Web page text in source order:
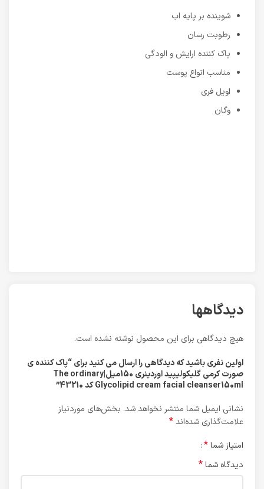
شوینده بر پایه اب
رطوبت رسان
پاک کننده ارایش و الودگی
مناسب انواع پوست
اویل فری
وگان
دیدگاهها
هیچ دیدگاهی برای این محصول نوشته نشده است.
اولین نفری باشید که دیدگاهی را ارسال می کنید برای “پاک کننده ی
صورت کرمی گلیکولیپید اوردینری 150میل|The ordinary
Glycolipid cream facial cleanser150ml کد 43210”
نشانی ایمیل شما منتشر نخواهد شد. بخش‌های موردنیاز
علامت‌گذاری شده‌اند*
امتیاز شما*
دیدگاه شما*